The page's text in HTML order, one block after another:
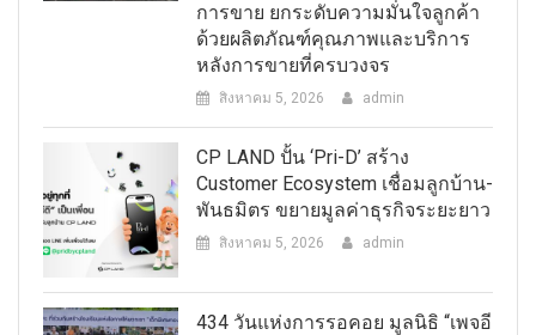
การขาย ยกระดับความมั่นใจลูกค้า
ด้วยผลิตภัณฑ์คุณภาพและบริการ
หลังการขายที่ครบวงจร
สิงหาคม 5, 2026 admin
CP LAND ปั้น ‘Pri-D’ สร้าง
Customer Ecosystem เชื่อมลูกบ้าน-
พันธมิตร ขยายมูลค่าธุรกิจระยะยาว
สิงหาคม 5, 2026 admin
434 วันแห่งการรอคอย มูลนิธิ “เพจอี